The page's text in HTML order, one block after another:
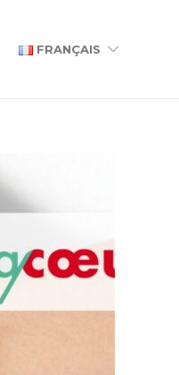
FRANÇAIS